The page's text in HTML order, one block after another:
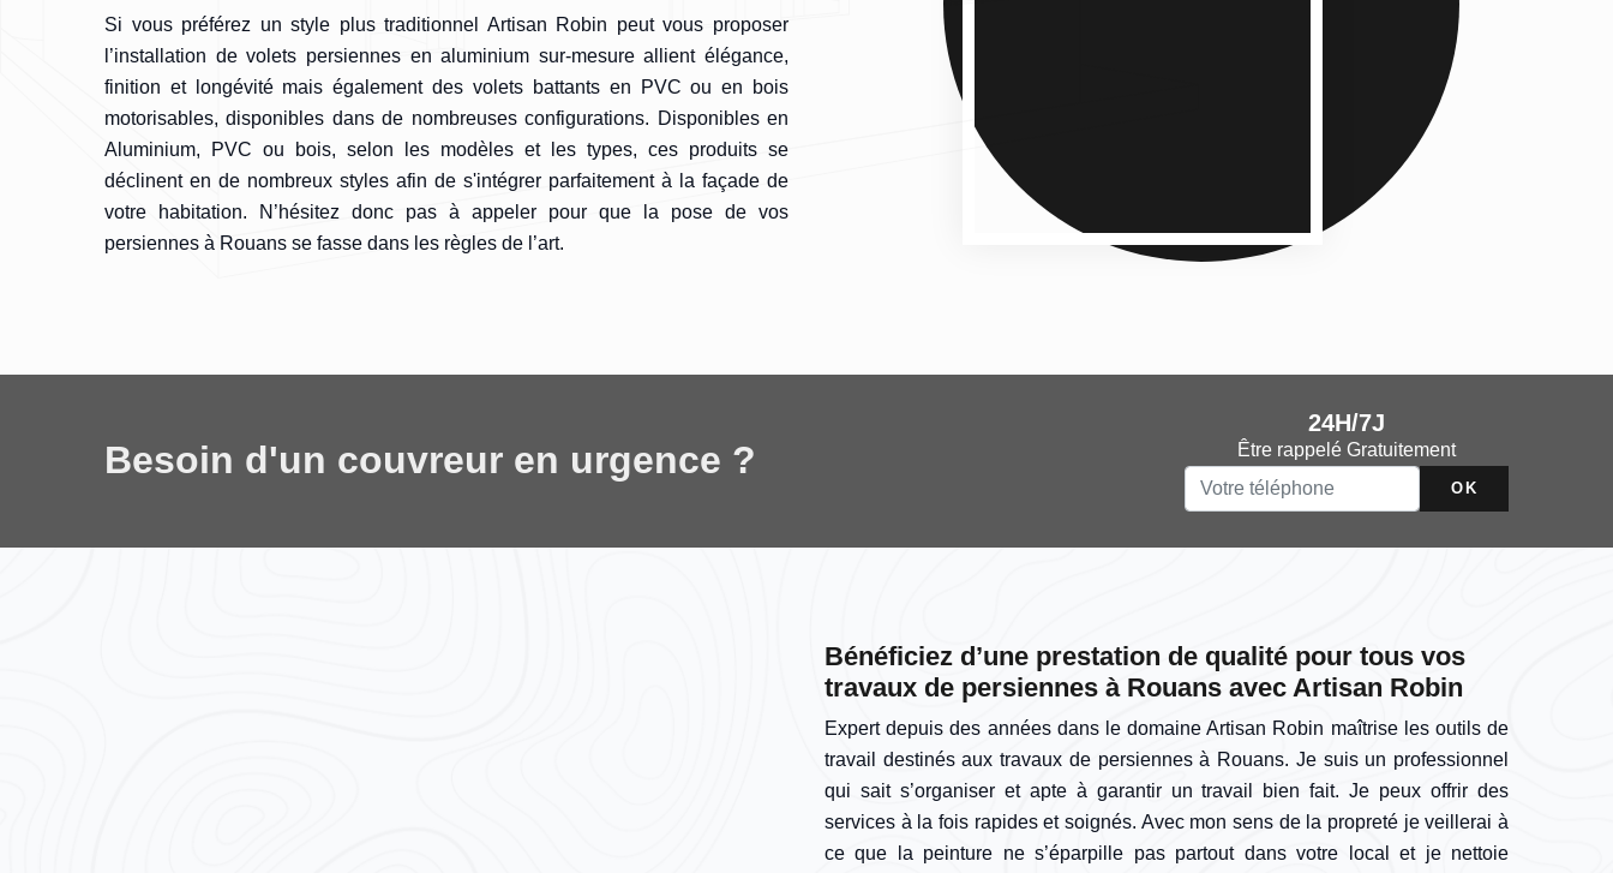
Si vous préférez un style plus traditionnel Artisan Robin peut vous proposer
l’installation de volets persiennes en aluminium sur-mesure allient élégance,
finition et longévité mais également des volets battants en PVC ou en bois
motorisables, disponibles dans de nombreuses configurations. Disponibles en
Aluminium, PVC ou bois, selon les modèles et les types, ces produits se
déclinent en de nombreux styles afin de s'intégrer parfaitement à la façade de
votre habitation. N’hésitez donc pas à appeler pour que la pose de vos
persiennes à Rouans se fasse dans les règles de l’art.
Besoin d'un couvreur en urgence ?
24H/7J
Être rappelé Gratuitement
Bénéficiez d’une prestation de qualité pour tous vos
travaux de persiennes à Rouans avec Artisan Robin
Expert depuis des années dans le domaine Artisan Robin maîtrise les outils de
travail destinés aux travaux de persiennes à Rouans. Je suis un professionnel
qui sait s’organiser et apte à garantir un travail bien fait. Je peux offrir des
services à la fois rapides et soignés. Avec mon sens de la propreté je veillerai à
ce que la peinture ne s’éparpille pas partout dans votre local et je nettoie